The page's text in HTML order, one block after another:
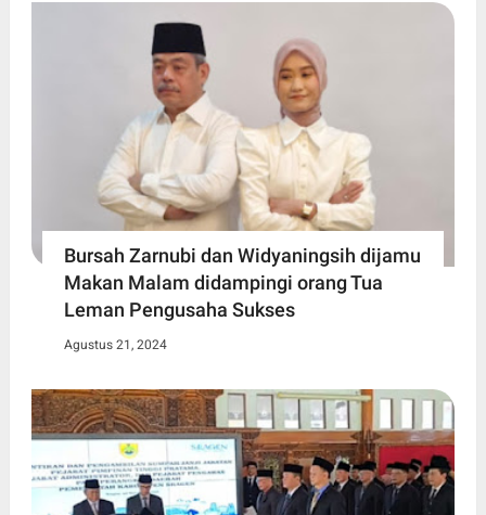
Bursah Zarnubi dan Widyaningsih dijamu
Makan Malam didampingi orang Tua
Leman Pengusaha Sukses
Agustus 21, 2024